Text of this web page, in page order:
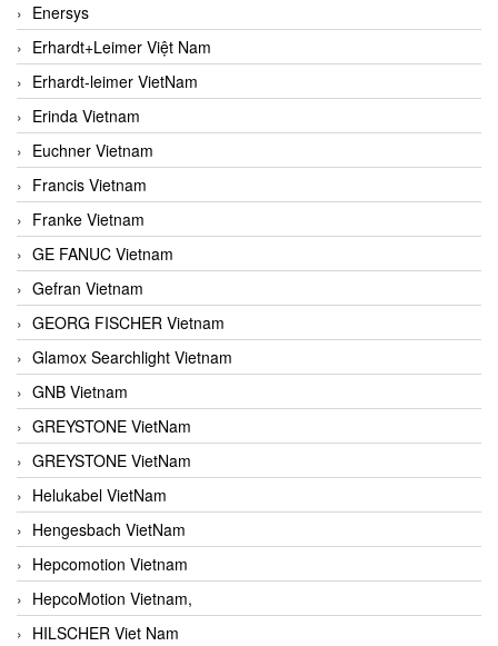
Enersys
Erhardt+Leimer Việt Nam
Erhardt-leimer VietNam
Erinda Vietnam
Euchner Vietnam
Francis Vietnam
Franke Vietnam
GE FANUC Vietnam
Gefran Vietnam
GEORG FISCHER Vietnam
Glamox Searchlight Vietnam
GNB Vietnam
GREYSTONE VietNam
GREYSTONE VietNam
Helukabel VietNam
Hengesbach VietNam
Hepcomotion Vietnam
HepcoMotion Vietnam,
HILSCHER Viet Nam